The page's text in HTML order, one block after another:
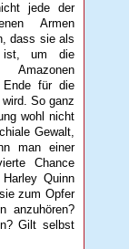
jede der
Armen
dass sie als
ist, um die
Ende für die
So ganz
wohl nicht
Gewalt,
man einer
Chance
Quinn
zum Opfer
anzuhören?
Gilt selbst